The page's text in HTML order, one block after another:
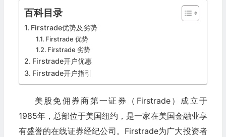
百科目录
Firstrade优势及劣势
Firstrade 优势
Firstrade 劣势
Firstrade开户优惠
Firstrade开户指引
美股免佣券商第一证券（Firstrade）成立于
1985年，总部位于美国纽约，是一家在美国金融业享
有盛誉的在线证券经纪公司。Firstrade为广大投资者